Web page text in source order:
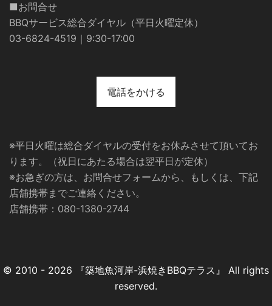
■お問合せ
BBQサービス総合ダイヤル（平日火曜定休）
03-6824-4519｜9:30-17:00
電話をかける
※平日火曜は総合ダイヤルの受付をお休みさせて頂いてお
ります。（祝日にあたる場合は翌平日が定休）
※お急ぎの方は、お問合せフォームから、もしくは、下記
店舗携帯までご連絡ください。
店舗携帯：080-1380-2744
© 2010 - 2026 『築地魚河岸-浜焼きBBQテラス』 All rights
reserved.